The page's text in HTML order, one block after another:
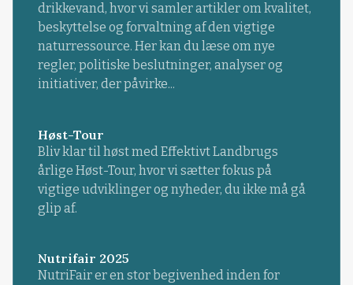
drikkevand, hvor vi samler artikler om kvalitet,
beskyttelse og forvaltning af den vigtige
naturressource. Her kan du læse om nye
regler, politiske beslutninger, analyser og
initiativer, der påvirke...
Høst-Tour
Bliv klar til høst med Effektivt Landbrugs
årlige Høst-Tour, hvor vi sætter fokus på
vigtige udviklinger og nyheder, du ikke må gå
glip af.
Nutrifair 2025
NutriFair er en stor begivenhed inden for